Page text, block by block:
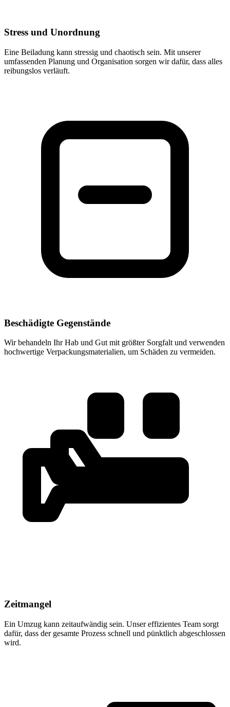
Stress und Unordnung
Eine Beiladung kann stressig und chaotisch sein. Mit unserer
umfassenden Planung und Organisation sorgen wir dafür, dass alles
reibungslos verläuft.
Beschädigte Gegenstände
Wir behandeln Ihr Hab und Gut mit größter Sorgfalt und verwenden
hochwertige Verpackungsmaterialien, um Schäden zu vermeiden.
Zeitmangel
Ein Umzug kann zeitaufwändig sein. Unser effizientes Team sorgt
dafür, dass der gesamte Prozess schnell und pünktlich abgeschlossen
wird.